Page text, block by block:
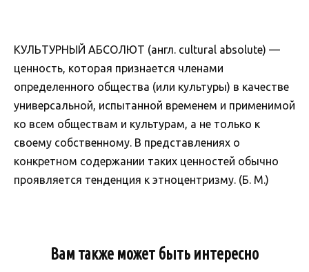
КУЛЬТУРНЫЙ АБСОЛЮТ (англ. cultural absolute) —
ценность, которая признается членами
определенного общества (или культуры) в качестве
универсальной, испытанной временем и применимой
ко всем обществам и культурам, а не только к
своему собственному. В представлениях о
конкретном содержании таких ценностей обычно
проявляется тенденция к этноцентризму. (Б. М.)
Вам также может быть интересно